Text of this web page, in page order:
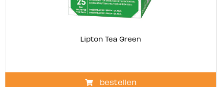
Lipton Tea Green
bestellen